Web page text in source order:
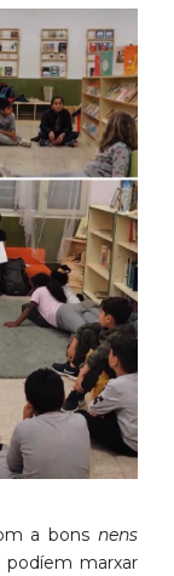
a bons nens
marxar